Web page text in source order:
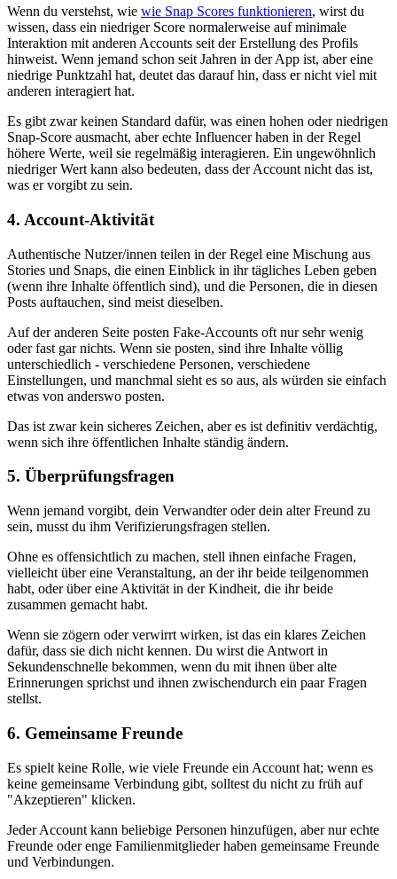
Wenn du verstehst, wie wie Snap Scores funktionieren, wirst du
wissen, dass ein niedriger Score normalerweise auf minimale
Interaktion mit anderen Accounts seit der Erstellung des Profils
hinweist. Wenn jemand schon seit Jahren in der App ist, aber eine
niedrige Punktzahl hat, deutet das darauf hin, dass er nicht viel mit
anderen interagiert hat.
Es gibt zwar keinen Standard dafür, was einen hohen oder niedrigen
Snap-Score ausmacht, aber echte Influencer haben in der Regel
höhere Werte, weil sie regelmäßig interagieren. Ein ungewöhnlich
niedriger Wert kann also bedeuten, dass der Account nicht das ist,
was er vorgibt zu sein.
4. Account-Aktivität
Authentische Nutzer/innen teilen in der Regel eine Mischung aus
Stories und Snaps, die einen Einblick in ihr tägliches Leben geben
(wenn ihre Inhalte öffentlich sind), und die Personen, die in diesen
Posts auftauchen, sind meist dieselben.
Auf der anderen Seite posten Fake-Accounts oft nur sehr wenig
oder fast gar nichts. Wenn sie posten, sind ihre Inhalte völlig
unterschiedlich - verschiedene Personen, verschiedene
Einstellungen, und manchmal sieht es so aus, als würden sie einfach
etwas von anderswo posten.
Das ist zwar kein sicheres Zeichen, aber es ist definitiv verdächtig,
wenn sich ihre öffentlichen Inhalte ständig ändern.
5. Überprüfungsfragen
Wenn jemand vorgibt, dein Verwandter oder dein alter Freund zu
sein, musst du ihm Verifizierungsfragen stellen.
Ohne es offensichtlich zu machen, stell ihnen einfache Fragen,
vielleicht über eine Veranstaltung, an der ihr beide teilgenommen
habt, oder über eine Aktivität in der Kindheit, die ihr beide
zusammen gemacht habt.
Wenn sie zögern oder verwirrt wirken, ist das ein klares Zeichen
dafür, dass sie dich nicht kennen. Du wirst die Antwort in
Sekundenschnelle bekommen, wenn du mit ihnen über alte
Erinnerungen sprichst und ihnen zwischendurch ein paar Fragen
stellst.
6. Gemeinsame Freunde
Es spielt keine Rolle, wie viele Freunde ein Account hat; wenn es
keine gemeinsame Verbindung gibt, solltest du nicht zu früh auf
"Akzeptieren" klicken.
Jeder Account kann beliebige Personen hinzufügen, aber nur echte
Freunde oder enge Familienmitglieder haben gemeinsame Freunde
und Verbindungen.